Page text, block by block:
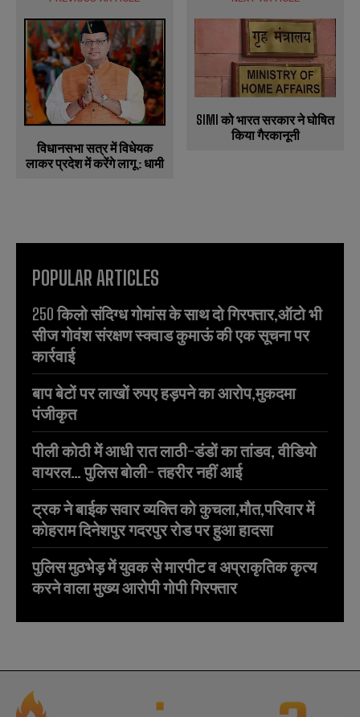
विधानसभा सत्र में विधेयक
लाकर प्रदेश में करेंगे लागू : धामी
SIMI को भारत सरकार ने घोषित
किया गैरकानूनी
POPULAR ARTICLES
250 किलो संदिग्ध गोमांस के साथ दो गिरफ्तार,ऑटो भी
सीज गोवंश संरक्षण स्क्वाड कुमाऊं की एक सूचना पर
कार्रवाई
बाप बेटों पर लाखों रुपए हड़पने का आरोप,मुकदमा
पंजीकृत
पीली कोठी में आधी रात लाठी-डंडों का तांडव, वीडियो
वायरल… पुलिस बोली- तहरीर नहीं आई
ट्रक ने बाईक सवार व्यक्ति को कुचला,मौत,परिवार में
कोहराम दिनेशपुर गदरपुर रोड पर हुआ हादसा
पुलिस मुठभेड़ में युवक से मारपीट व अप्राकृतिक कृत्य
करने वाला मुख्य आरोपी गोपी गिरफ्तार